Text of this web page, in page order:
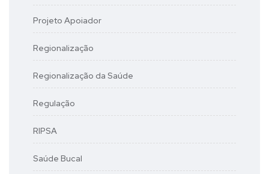
Projeto Apoiador
Regionalização
Regionalização da Saúde
Regulação
RIPSA
Saúde Bucal